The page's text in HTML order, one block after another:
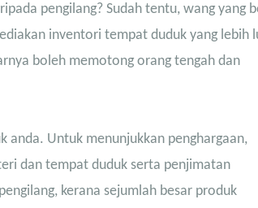
pengilang? Sudah tentu, wang yang
inventori tempat duduk yang lebih
boleh memotong orang tengah dan
anda. Untuk menunjukkan penghargaan,
dan tempat duduk serta penjimatan
kerana sejumlah besar produk